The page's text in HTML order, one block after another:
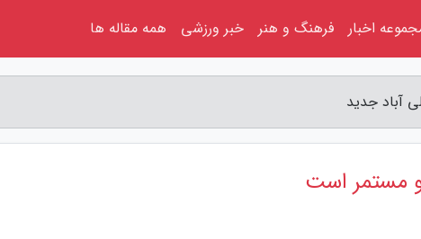
آباد جدید
مستمر است
اخبار فرهنگ و هنر خبر ورزشی همه مقاله ها